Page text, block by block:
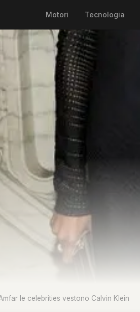
Motori Tecnologia
le celebrities vestono Calvin Klein